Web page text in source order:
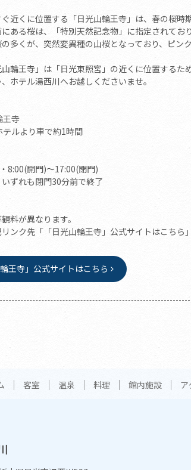
近くに位置する「日光山輪王寺」は、春の桜
ある桜は、「特別天然記念物」に指定されてお
多くが、突然変異種の山桜となっており、ピ
輪王寺」は「日光東照宮」の近くに位置するた
ホテル湯西川へお越しくださいませ。
王寺
テルより車で約1時間
8:00(開門)～17:00(閉門)
ずれも閉門30分前で終了
料が異なります。
ンク先「「日光山輪王寺」公式サイトはこちら
輪王寺」公式サイトはこちら
客室 温泉 料理 館内施設 ア